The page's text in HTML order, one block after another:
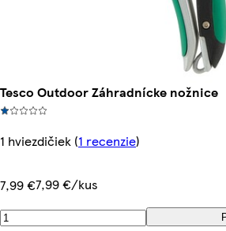
Tesco Outdoor Záhradnícke nožnice
1 hviezdičiek (1 recenzie)
7,99 €7,99 €/kus